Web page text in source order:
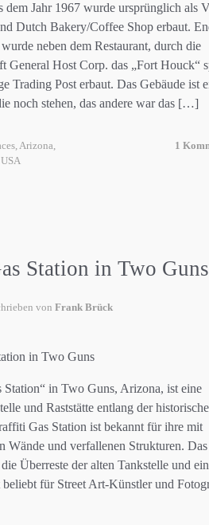
dem Jahr 1967 wurde ursprünglich als
Dutch Bakery/Coffee Shop erbaut.
neben dem Restaurant, durch die
General Host Corp. das „Fort Houck“
Trading Post erbaut. Das Gebäude ist
noch stehen, das andere war das […]
,Arizona,
USA
1
Station in Two Guns
von Frank Brück
in Two Guns, Arizona, ist eine
und Raststätte entlang der
Gas Station ist bekannt für ihre mit
Wände und verfallenen Strukturen. Das
Überreste der alten Tankstelle und
für Street Art-Künstler und